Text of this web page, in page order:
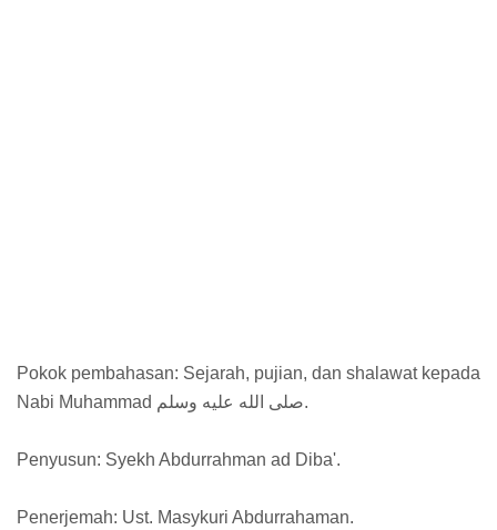
Pokok pembahasan: Sejarah, pujian, dan shalawat kepada
Nabi Muhammad صلى الله عليه وسلم.
Penyusun: Syekh Abdurrahman ad Diba'.
Penerjemah: Ust. Masykuri Abdurrahaman.